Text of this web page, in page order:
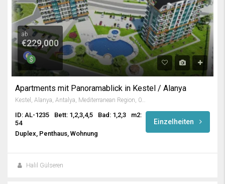
ab
€229,000
Apartments mit Panoramablick in Kestel / Alanya
ID: AL-1235 Bett: 1,2,3,4,5 Bad: 1,2,3
m2:
54
Duplex, Penthaus, Wohnung
Einzelheiten
Halil Gülseren